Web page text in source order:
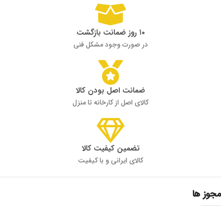
۱۰ روز ضمانت بازگشت
در صورت وجود مشکل فنی
ضمانت اصل بودن کالا
کالای اصل از کارخانه تا منزل
تضمین کیفیت کالا
کالای ایرانی و با کیفیت
مجوز ها